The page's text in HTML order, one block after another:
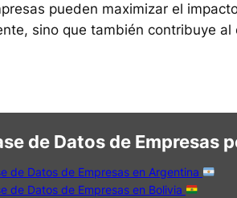
pueden maximizar el
sino que también contribuye
de Datos de Empresas
de Datos de Empresas en Argentina
de Datos de Empresas en Bolivia